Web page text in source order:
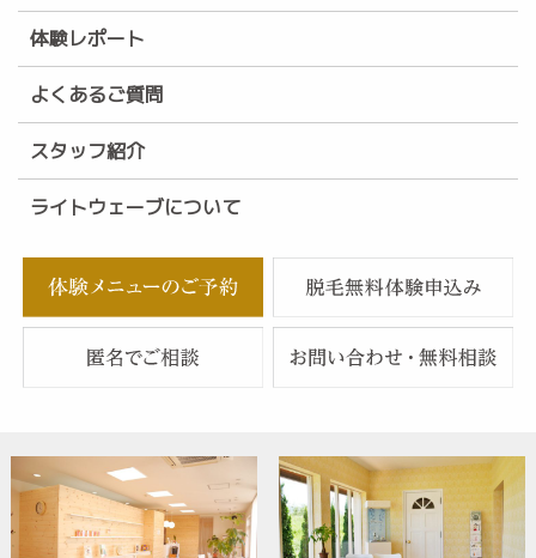
体験レポート
よくあるご質問
スタッフ紹介
ライトウェーブについて